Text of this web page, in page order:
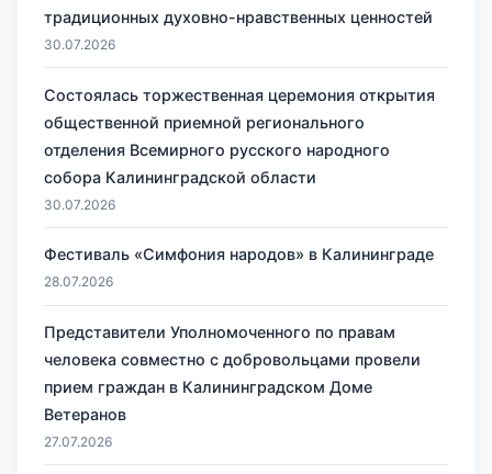
традиционных духовно-нравственных ценностей
30.07.2026
Состоялась торжественная церемония открытия
общественной приемной регионального
отделения Всемирного русского народного
собора Калининградской области
30.07.2026
Фестиваль «Симфония народов» в Калининграде
28.07.2026
Представители Уполномоченного по правам
человека совместно с добровольцами провели
прием граждан в Калининградском Доме
Ветеранов
27.07.2026